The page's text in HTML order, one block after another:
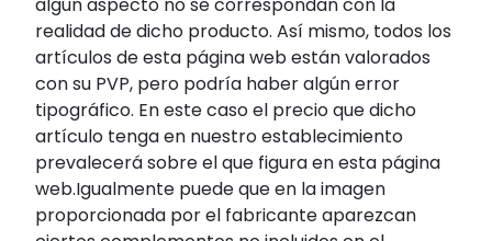
realidad de dicho producto. Así mismo, todos los
artículos de esta página web están valorados
con su PVP, pero podría haber algún error
tipográfico. En este caso el precio que dicho
artículo tenga en nuestro establecimiento
prevalecerá sobre el que figura en esta página
web.Igualmente puede que en la imagen
proporcionada por el fabricante aparezcan